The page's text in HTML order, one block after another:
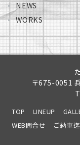
NEWS
WORKS
〒675-0051
TOP LINEUP
WEB問合せ
ご納車